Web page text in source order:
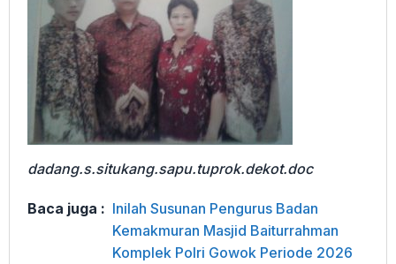
dadang.s.situkang.sapu.tuprok.dekot.doc
Baca juga : Inilah Susunan Pengurus Badan
Kemakmuran Masjid Baiturrahman
Komplek Polri Gowok Periode 2026